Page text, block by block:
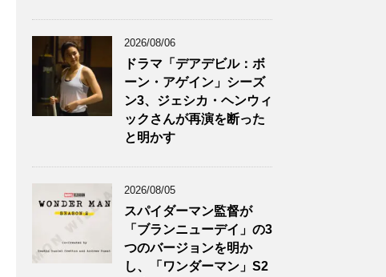
2026/08/06
ドラマ「デアデビル：ボ
ーン・アゲイン」シーズ
ン3、ジェシカ・ヘンウィ
ックさんが再演を断った
と明かす
2026/08/05
スパイダーマン監督が
「ブランニューデイ」の3
つのバージョンを明か
し、「ワンダーマン」S2